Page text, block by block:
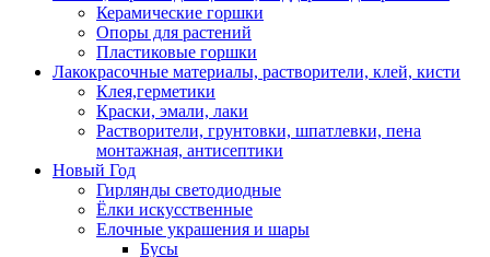
Керамические горшки
Опоры для растений
Пластиковые горшки
Лакокрасочные материалы, растворители, клей, кисти
Клея,герметики
Краски, эмали, лаки
Растворители, грунтовки, шпатлевки, пена
монтажная, антисептики
Новый Год
Гирлянды светодиодные
Ёлки искусственные
Елочные украшения и шары
Бусы